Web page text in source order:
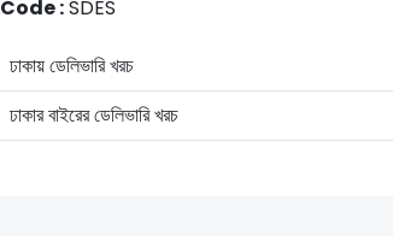
Code :SDES
ঢাকায় ডেলিভারি খরচ
ঢাকার বাইরের ডেলিভারি খরচ